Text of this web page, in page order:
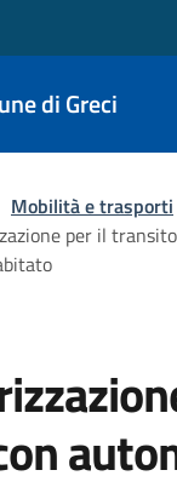
di Greci
Mobilità e trasporti
per il